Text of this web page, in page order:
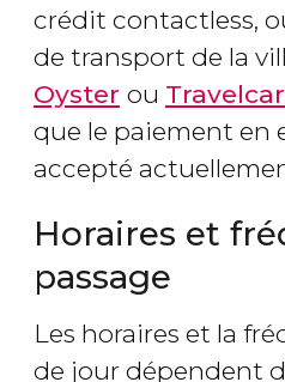
crédit contactless,
de transport de la
Oyster ou
que le paiement en
accepté
Horaires et
passage
Les horaires et la
de jour dépendent